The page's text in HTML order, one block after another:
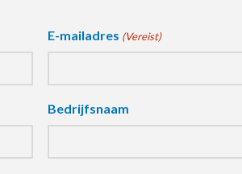
E-mailadres (Vereist)
Bedrijfsnaam